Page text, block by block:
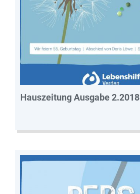
Hauszeitung Ausgabe 2.2018